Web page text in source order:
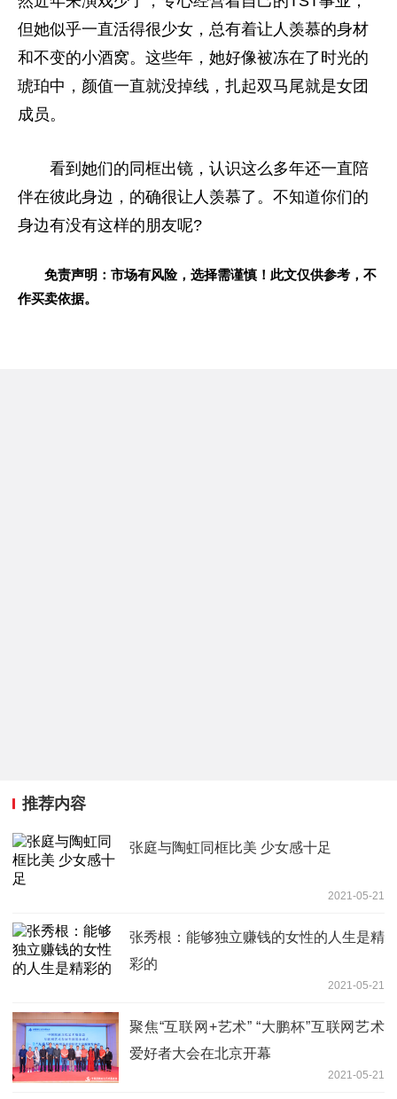
但她似乎一直活得很少女，总有着让人羡慕的身材
和不变的小酒窝。这些年，她好像被冻在了时光的
琥珀中，颜值一直就没掉线，扎起双马尾就是女团
成员。
看到她们的同框出镜，认识这么多年还一直陪
伴在彼此身边，的确很让人羡慕了。不知道你们的
身边有没有这样的朋友呢?
免责声明：市场有风险，选择需谨慎！此文仅供参考，不
作买卖依据。
推荐内容
张庭与陶虹同框比美 少女感十足
2021-05-21
张秀根：能够独立赚钱的女性的人生是精
彩的
2021-05-21
聚焦“互联网+艺术” “大鹏杯”互联网艺术
爱好者大会在北京开幕
2021-05-21